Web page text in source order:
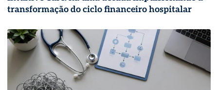
transformação do ciclo financeiro hospitalar